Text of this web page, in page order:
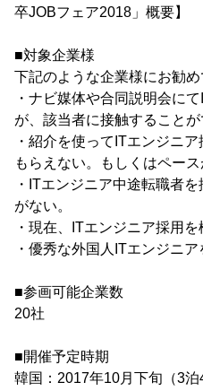
卒JOBフェア2018」概要】
■対象企業様
下記のような企業様にお勧め
・ナビ媒体や合同説明会に
が、該当者に接触することが
・紹介を使ってITエンジニ
もらえない。もしくはペース
・ITエンジニア中途転職者
がない。
・現在、ITエンジニア採用を
・優秀な外国人ITエンジニ
■参画可能企業数
20社
■開催予定時期
韓国：2017年10月下旬（3泊